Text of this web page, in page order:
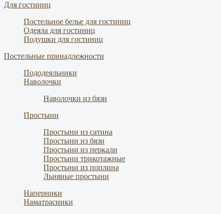
Для гостиниц
Постельное белье для гостиниц
Одеяла для гостиниц
Подушки для гостиниц
Постельные принадлежности
Пододеяльники
Наволочки
Наволочки из бязи
Простыни
Простыни из сатина
Простыни из бязи
Простыни из перкали
Простыни трикотажные
Простыни из поплина
Льняные простыни
Наперники
Наматрасники